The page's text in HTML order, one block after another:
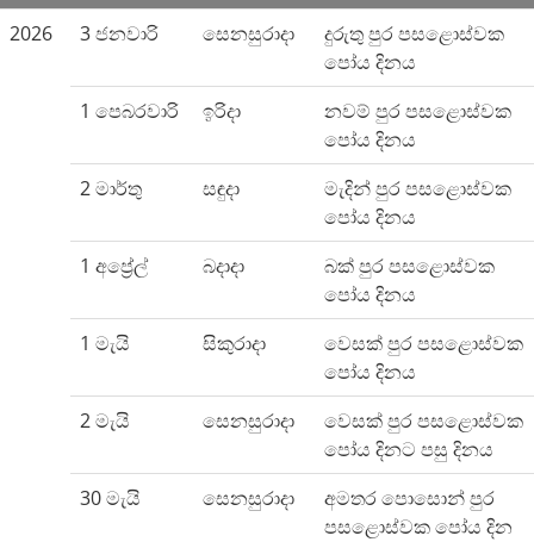
2026
3 ජනවාරි සෙනසුරාදා
දුරුතු පුර පසළොස්වක
පෝය දිනය
1 පෙබරවාරි
ඉරිදා
නවම් පුර පසළොස්වක
පෝය දිනය
2 මාර්තු
සඳුදා
මැදින් පුර පසළොස්වක
පෝය දිනය
1 අප්‍රේල්
බදාදා
බක් පුර පසළොස්වක
පෝය දිනය
1 මැයි
සිකුරාදා
වෙසක් පුර පසළොස්වක
පෝය දිනය
2 මැයි
සෙනසුරාදා
වෙසක් පුර පසළොස්වක
පෝය දිනට පසු දිනය
30 මැයි
සෙනසුරාදා
අමතර පොසොන් පුර
පසළොස්වක පෝය දින